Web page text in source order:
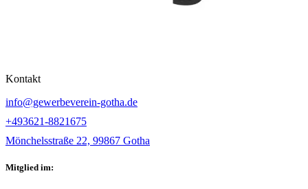
Kontakt
info@gewerbeverein-gotha.de
+493621-8821675
Mönchelsstraße 22, 99867 Gotha
Mitglied im: